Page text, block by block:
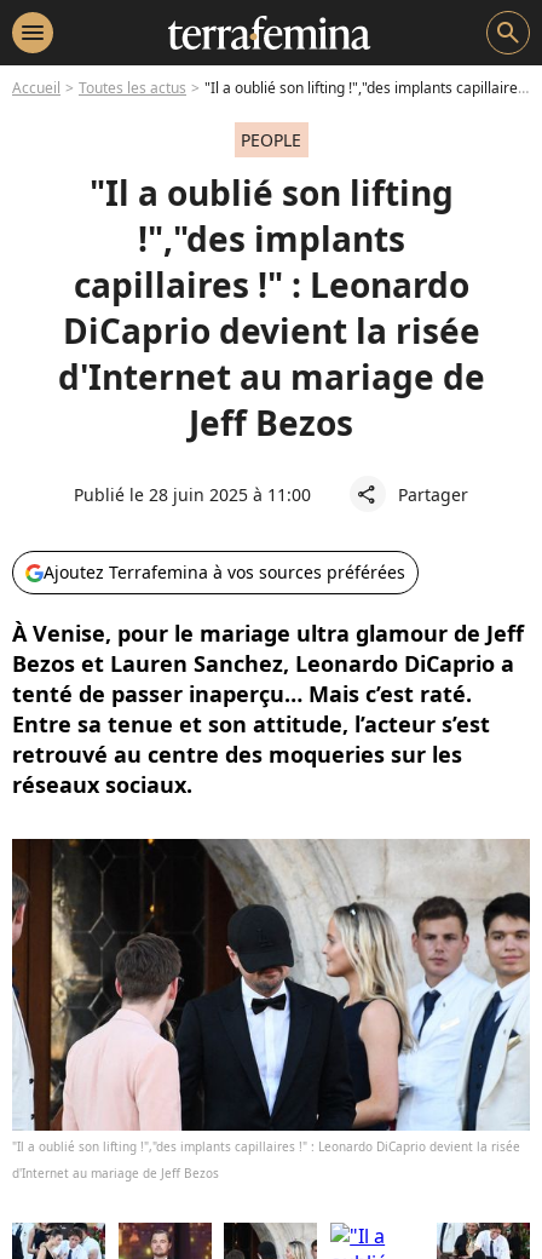
menu search
Accueil Toutes les actus "Il a oublié son lifting !","des implants capillaires !" : Leonardo DiCaprio devient la risée d'Internet au mariage de Jeff Bezos
PEOPLE
"Il a oublié son lifting
!","des implants
capillaires !" : Leonardo
DiCaprio devient la risée
d'Internet au mariage de
Jeff Bezos
Publié le 28 juin 2025 à 11:00 share Partager
Ajoutez Terrafemina à vos sources préférées
À Venise, pour le mariage ultra glamour de Jeff
Bezos et Lauren Sanchez, Leonardo DiCaprio a
tenté de passer inaperçu… Mais c’est raté.
Entre sa tenue et son attitude, l’acteur s’est
retrouvé au centre des moqueries sur les
réseaux sociaux.
"Il a oublié son lifting !","des implants capillaires !" : Leonardo DiCaprio devient la risée
d'Internet au mariage de Jeff Bezos